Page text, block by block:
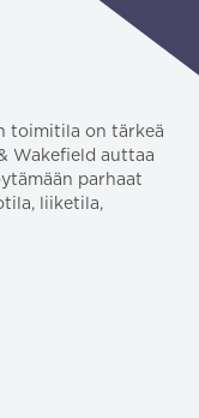
toimitila on tärkeä
Wakefield auttaa
parhaat
liiketila,